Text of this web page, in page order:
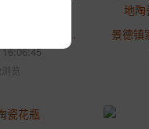
景德镇陶瓷器窑变裂纹郎红落地大花瓶家居客厅书房装饰品摆件
览